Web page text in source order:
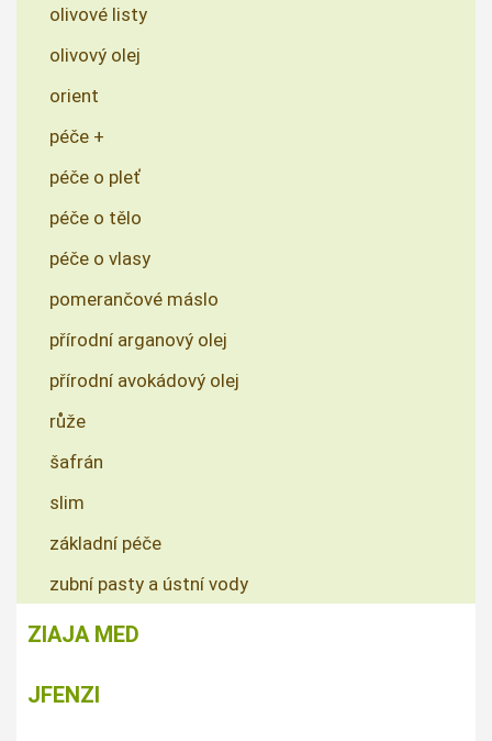
olivové listy
olivový olej
orient
péče +
péče o pleť
péče o tělo
péče o vlasy
pomerančové máslo
přírodní arganový olej
přírodní avokádový olej
růže
šafrán
slim
základní péče
zubní pasty a ústní vody
ZIAJA MED
JFENZI